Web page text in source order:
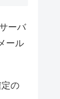
ーバ
ール
の